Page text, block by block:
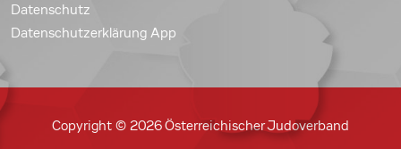
Datenschutz
Datenschutzerklärung App
Copyright © 2026 Österreichischer Judoverband